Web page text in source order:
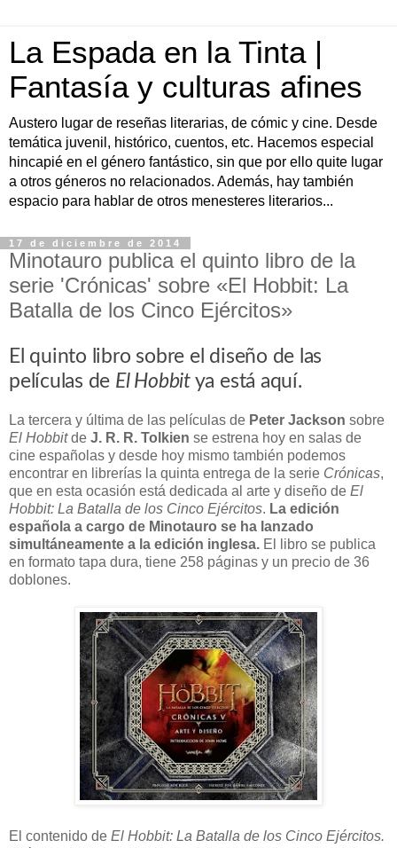
La Espada en la Tinta |
Fantasía y culturas afines
Austero lugar de reseñas literarias, de cómic y cine. Desde
temática juvenil, histórico, cuentos, etc. Hacemos especial
hincapié en el género fantástico, sin que por ello quite lugar
a otros géneros no relacionados. Además, hay también
espacio para hablar de otros menesteres literarios...
17 de diciembre de 2014
Minotauro publica el quinto libro de la
serie 'Crónicas' sobre «El Hobbit: La
Batalla de los Cinco Ejércitos»
El quinto libro sobre el diseño de las
películas de El Hobbitya está aquí.
La tercera y última de las películas de Peter Jackson sobre
El Hobbitde J. R. R. Tolkien se estrena hoy en salas de
cine españolas y desde hoy mismo también podemos
encontrar en librerías la quinta entrega de la serie Crónicas,
que en esta ocasión está dedicada al arte y diseño de El
Hobbit: La Batalla de los Cinco Ejércitos. La edición
española a cargo de Minotauro se ha lanzado
simultáneamente a la edición inglesa. El libro se publica
en formato tapa dura, tiene 258 páginas y un precio de 36
doblones.
El contenido de El Hobbit: La Batalla de los Cinco Ejércitos.